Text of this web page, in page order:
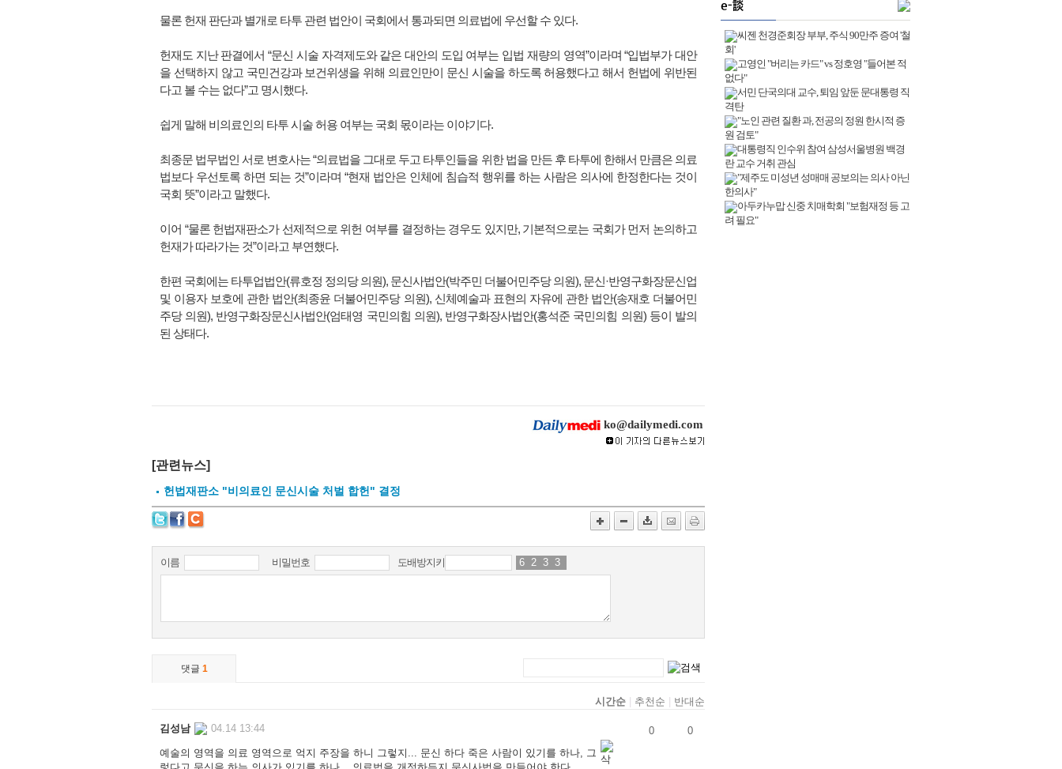
물론 헌재 판단과 별개로 타투 관련 법안이 국회에서 통과되면 의료법에 우선할 수 있다.
헌재도 지난 판결에서 “문신 시술 자격제도와 같은 대안의 도입 여부는 입법 재량의 영역”이라며 “입법부가 대안
을 선택하지 않고 국민건강과 보건위생을 위해 의료인만이 문신 시술을 하도록 허용했다고 해서 헌법에 위반된
다고 볼 수는 없다”고 명시했다.
쉽게 말해 비의료인의 타투 시술 허용 여부는 국회 몫이라는 이야기다.
최종문 법무법인 서로 변호사는 “의료법을 그대로 두고 타투인들을 위한 법을 만든 후 타투에 한해서 만큼은 의료
법보다 우선토록 하면 되는 것”이라며 “현재 법안은 인체에 침습적 행위를 하는 사람은 의사에 한정한다는 것이
국회 뜻”이라고 말했다.
이어 “물론 헌법재판소가 선제적으로 위헌 여부를 결정하는 경우도 있지만, 기본적으로는 국회가 먼저 논의하고
헌재가 따라가는 것”이라고 부연했다.
한편 국회에는 타투업법안(류호정 정의당 의원), 문신사법안(박주민 더불어민주당 의원), 문신·반영구화장문신업
및 이용자 보호에 관한 법안(최종윤 더불어민주당 의원), 신체예술과 표현의 자유에 관한 법안(송재호 더불어민
주당 의원), 반영구화장문신사법안(엄태영 국민의힘 의원), 반영구화장사법안(홍석준 국민의힘 의원) 등이 발의
된 상태다.
ko@dailymedi.com
[관련뉴스]
헌법재판소 "비의료인 문신시술 처벌 합헌" 결정
씨젠 천경준회장 부부, 주식 90만주 증여 '철
회'
고영인 "버리는 카드" vs 정호영 "들어본 적
없다"
서민 단국의대 교수, 퇴임 앞둔 문대통령 직
격탄
"노인 관련 질환 과, 전공의 정원 한시적 증
원 검토"
대통령직 인수위 참여 삼성서울병원 백경
란 교수 거취 관심
"제주도 미성년 성매매 공보의는 의사 아닌
한의사"
아두카누맙 신중 치매학회 "보험재정 등 고
려 필요"